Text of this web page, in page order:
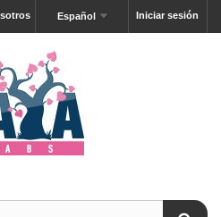
Iniciar sesión
Español